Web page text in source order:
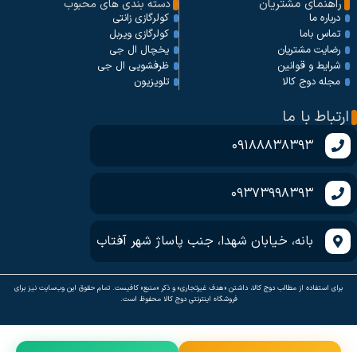
راهنمای مشتریان
درباره ما
تماس باما
رضایت مشتریان
شرایط و قوانین
مجله دوج کالا
دسته بندی های محبوب
کولرگازی زانتی
کولرگازی ویربل
یخچال ال جی
ظرفشویی ال جی
تلویزیون
ارتباط با ما
09188838393
09373998393
بانه، خیابان شهدا، جنب پاساژ شهر آفتاب
برای استفاده از مطالب دوج کالا، داشتن «هدف غیرتجاری» و ذکر «منبع» کافیست. تمام حقوق اين وب‌سايت نیز برای
فروشگاه اینترنتی دوج کالا محفوظ است.